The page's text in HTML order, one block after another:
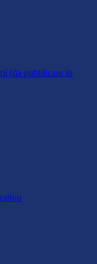
(da pubblicare in